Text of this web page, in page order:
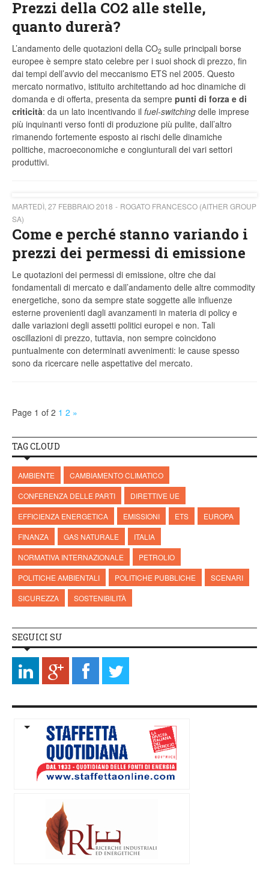
Prezzi della CO2 alle stelle,
quanto durerà?
L’andamento delle quotazioni della CO2 sulle principali borse
europee è sempre stato celebre per i suoi shock di prezzo, fin
dai tempi dell’avvio del meccanismo ETS nel 2005. Questo
mercato normativo, istituito architettando ad hoc dinamiche di
domanda e di offerta, presenta da sempre punti di forza e di
criticità: da un lato incentivando il fuel-switching delle imprese
più inquinanti verso fonti di produzione più pulite, dall’altro
rimanendo fortemente esposto ai rischi delle dinamiche
politiche, macroeconomiche e congiunturali dei vari settori
produttivi.
MARTEDÌ, 27 FEBBRAIO 2018
ROGATO FRANCESCO (AITHER GROUP
SA)
Come e perché stanno variando i
prezzi dei permessi di emissione
Le quotazioni dei permessi di emissione, oltre che dai
fondamentali di mercato e dall’andamento delle altre commodity
energetiche, sono da sempre state soggette alle influenze
esterne provenienti dagli avanzamenti in materia di policy e
dalle variazioni degli assetti politici europei e non. Tali
oscillazioni di prezzo, tuttavia, non sempre coincidono
puntualmente con determinati avvenimenti: le cause spesso
sono da ricercare nelle aspettative del mercato.
Page 1 of 2 1 2 »
TAG CLOUD
AMBIENTE
CAMBIAMENTO CLIMATICO
CONFERENZA DELLE PARTI
DIRETTIVE UE
EFFICIENZA ENERGETICA
EMISSIONI ETS
EUROPA
FINANZA
GAS NATURALE
ITALIA
NORMATIVA INTERNAZIONALE
PETROLIO
POLITICHE AMBIENTALI
POLITICHE PUBBLICHE
SCENARI
SICUREZZA
SOSTENIBILITÀ
SEGUICI SU